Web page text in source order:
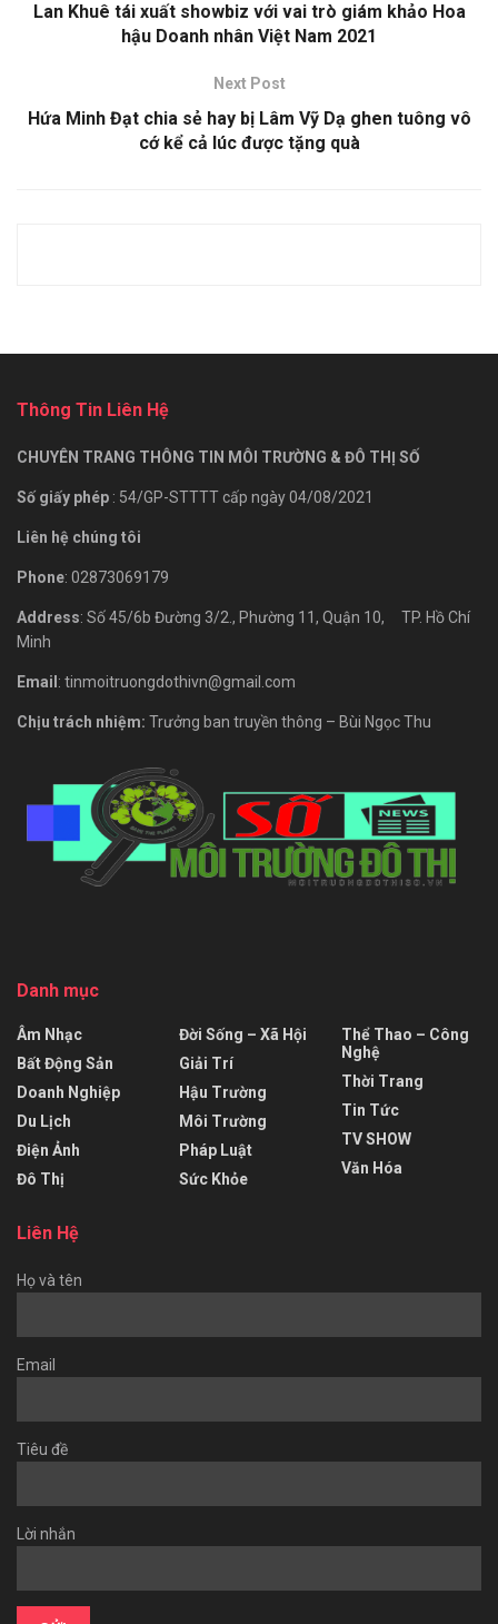
Lan Khuê tái xuất showbiz với vai trò giám khảo Hoa
hậu Doanh nhân Việt Nam 2021
Next Post
Hứa Minh Đạt chia sẻ hay bị Lâm Vỹ Dạ ghen tuông vô
cớ kể cả lúc được tặng quà
Thông Tin Liên Hệ
CHUYÊN TRANG THÔNG TIN MÔI TRƯỜNG & ĐÔ THỊ SỐ
Số giấy phép : 54/GP-STTTT cấp ngày 04/08/2021
Liên hệ chúng tôi
Phone: 02873069179
Address: Số 45/6b Đường 3/2., Phường 11, Quận 10, TP. Hồ Chí
Minh
Email : tinmoitruongdothivn@gmail.com
Chịu trách nhiệm: Trưởng ban truyền thông – Bùi Ngọc Thu
Danh mục
Âm Nhạc
Bất Động Sản
Doanh Nghiệp
Du Lịch
Điện Ảnh
Đô Thị
Đời Sống – Xã Hội
Giải Trí
Hậu Trường
Môi Trường
Pháp Luật
Sức Khỏe
Thể Thao – Công
Nghệ
Thời Trang
Tin Tức
TV SHOW
Văn Hóa
Liên Hệ
Họ và tên
Email
Tiêu đề
Lời nhắn